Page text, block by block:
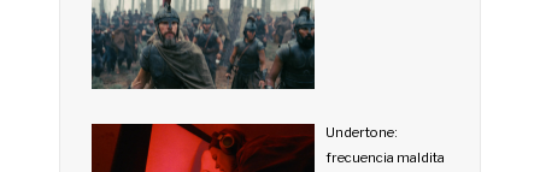
Undertone:
frecuencia maldita